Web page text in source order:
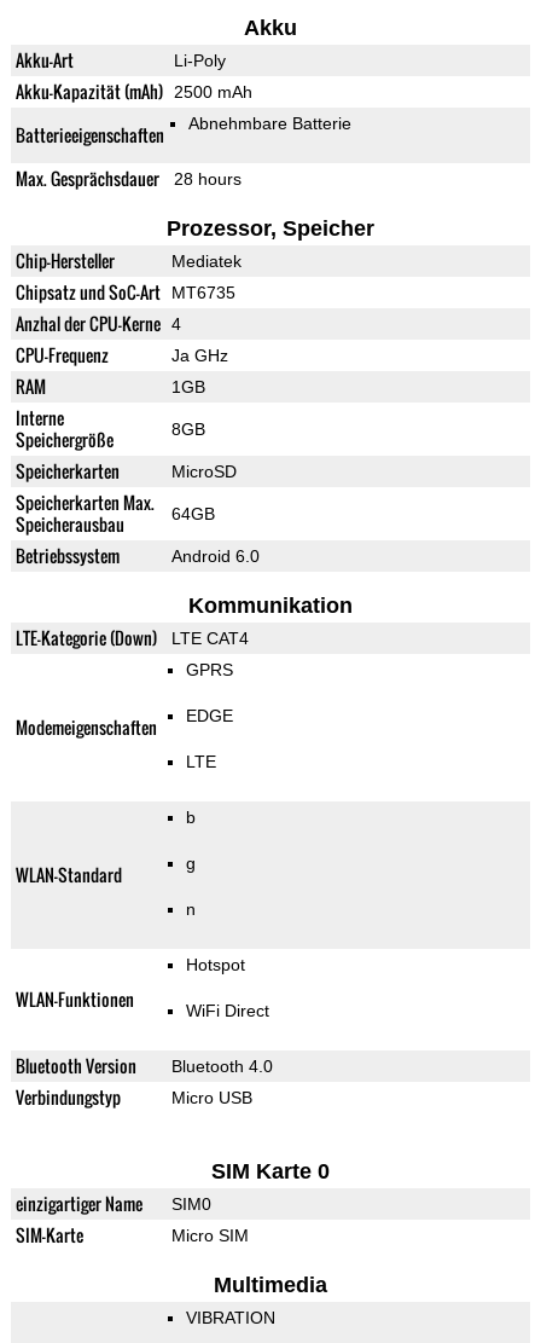
Akku
Akku-Art Li-Poly
Akku-Kapazität (mAh) 2500 mAh
Batterieeigenschaften Abnehmbare Batterie
Max. Gesprächsdauer 28 hours
Prozessor, Speicher
Chip-Hersteller Mediatek
Chipsatz und SoC-Art MT6735
Anzhal der CPU-Kerne 4
CPU-Frequenz Ja GHz
RAM 1GB
Interne
Speichergröße
8GB
Speicherkarten MicroSD
Speicherkarten Max.
Speicherausbau
64GB
Betriebssystem Android 6.0
Kommunikation
LTE-Kategorie (Down) LTE CAT4
Modemeigenschaften
GPRS
EDGE
LTE
WLAN-Standard
b
g
n
WLAN-Funktionen
Hotspot
WiFi Direct
Bluetooth Version Bluetooth 4.0
Verbindungstyp Micro USB
SIM Karte 0
einzigartiger Name SIM0
SIM-Karte Micro SIM
Multimedia
VIBRATION